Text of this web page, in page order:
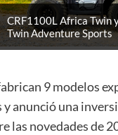
CRF1100L Africa Twin
Twin Adventure Sports
9 modelos
anunció una
las novedades de